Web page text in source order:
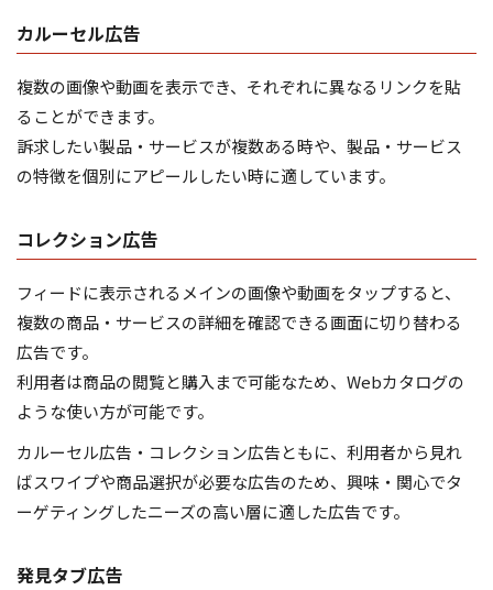
カルーセル広告
複数の画像や動画を表示でき、それぞれに異なるリンクを貼
ることができます。
訴求したい製品・サービスが複数ある時や、製品・サービス
の特徴を個別にアピールしたい時に適しています。
コレクション広告
フィードに表示されるメインの画像や動画をタップすると、
複数の商品・サービスの詳細を確認できる画面に切り替わる
広告です。
利用者は商品の閲覧と購入まで可能なため、Webカタログの
ような使い方が可能です。
カルーセル広告・コレクション広告ともに、利用者から見れ
ばスワイプや商品選択が必要な広告のため、興味・関心でタ
ーゲティングしたニーズの高い層に適した広告です。
発見タブ広告